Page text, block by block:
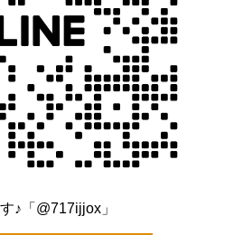
♪「@717ijjox」